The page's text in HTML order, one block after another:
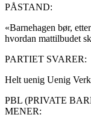
PÅSTAND:
«Barnehagen bør,
hvordan mattilbudet
PARTIET SVARER:
Helt uenig Uenig
PBL (PRIVATE
MENER: